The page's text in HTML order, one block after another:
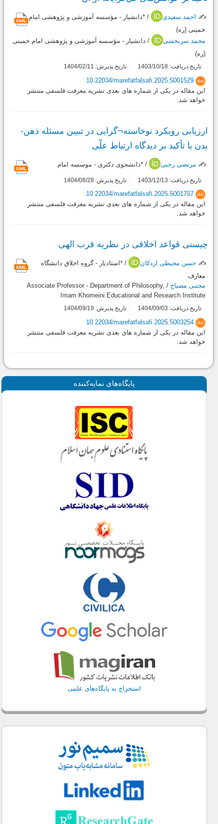
✍️ احمد سعیدی
/ *دانشیار - مؤسسه آموزشی و پژوهشی امام
خمینی (ره)
محمد سربخشی
/ دانشیار - مؤسسه آموزشی و پژوهشی امام خمینی
(ره)
تاریخ دریافت: 1403/10/18 تاریخ پذیرش: 1404/02/11
doi
10.22034/marefatfalsafi.2025.5001529
این مقاله در یکی از شماره های بعدی نشریه معرفت فلسفی منتشر
خواهد شد.
ارزیابی رویکرد نوخاسته¬گرایی در تبیین مسئله ذهن-
بدن با تأکید بر دیدگاه ارتباط علّی
✍️ مرتضی رجبی / *دانشجوی دکتری - موسسه امام
تاریخ دریافت: 1403/12/13 تاریخ پذیرش: 1404/08/28
doi
10.22034/marefatfalsafi.2025.5001757
این مقاله در یکی از شماره های بعدی نشریه معرفت فلسفی منتشر
خواهد شد.
چیستی قواعد اخلاقی در نظریه قرب الهی
✍️ حسن محیطی اردکان
/ *استادیار - گروه اخلاق دانشگاه
معارف
مجتبی مصباح
/ Associate Professor - Department of Philosophy,
Imam Khomeini Educational and Research Institute
تاریخ دریافت: 1404/09/03 تاریخ پذیرش: 1404/09/19
doi
10.22034/marefatfalsafi.2025.5003254
این مقاله در یکی از شماره های بعدی نشریه معرفت فلسفی منتشر
خواهد شد.
پايگاه‌های نمايه‌كننده
استخراج به پایگاه‌های علمی